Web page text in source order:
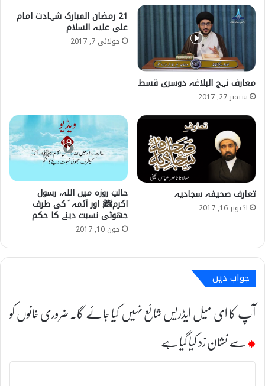
معارف نہج البلاغہ دوسری قسط
ستمبر 27, 2017
21 رمضان المبارک شہادت امام
علی علیہ السلام
جولائی 7, 2017
تعارف صحیفہ سجادیہ
اکتوبر 16, 2017
حالتِ روزہ میں اللہ، رسول
اکرمﷺ اور آئمہ ؑ کی طرف
جھوٹی نسبت دینے کا حکم
جون 10, 2017
جواب دیں
آپ کا ای میل ایڈریس شائع نہیں کیا جائے گا۔ضروری خانوں کو
*سے نشان زد کیا گیا ہے
ت